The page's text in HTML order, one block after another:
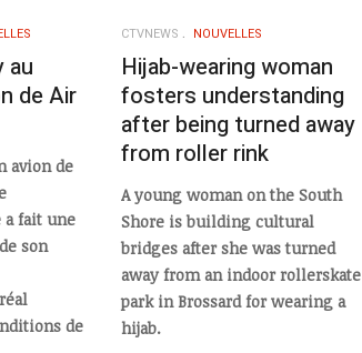
au
de Air
avion de
fait une
son
de
CTVNEWS NOUVELLES
Hijab-wearing woman
fosters understanding
after being turned away
from roller rink
A young woman on the South
Shore is building cultural
bridges after she was turned
away from an indoor rollerskate
park in Brossard for wearing a
hijab.